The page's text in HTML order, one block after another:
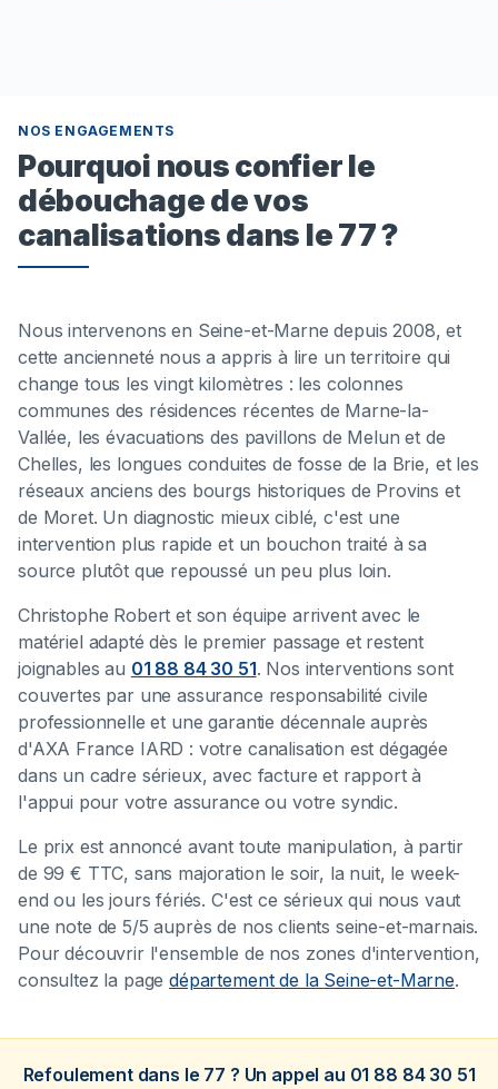
NOS ENGAGEMENTS
Pourquoi nous confier le
débouchage de vos
canalisations dans le 77 ?
Nous intervenons en Seine-et-Marne depuis 2008, et
cette ancienneté nous a appris à lire un territoire qui
change tous les vingt kilomètres : les colonnes
communes des résidences récentes de Marne-la-
Vallée, les évacuations des pavillons de Melun et de
Chelles, les longues conduites de fosse de la Brie, et les
réseaux anciens des bourgs historiques de Provins et
de Moret. Un diagnostic mieux ciblé, c'est une
intervention plus rapide et un bouchon traité à sa
source plutôt que repoussé un peu plus loin.
Christophe Robert et son équipe arrivent avec le
matériel adapté dès le premier passage et restent
joignables au 01 88 84 30 51. Nos interventions sont
couvertes par une assurance responsabilité civile
professionnelle et une garantie décennale auprès
d'AXA France IARD : votre canalisation est dégagée
dans un cadre sérieux, avec facture et rapport à
l'appui pour votre assurance ou votre syndic.
Le prix est annoncé avant toute manipulation, à partir
de 99 € TTC, sans majoration le soir, la nuit, le week-
end ou les jours fériés. C'est ce sérieux qui nous vaut
une note de 5/5 auprès de nos clients seine-et-marnais.
Pour découvrir l'ensemble de nos zones d'intervention,
consultez la pagedépartement de la Seine-et-Marne.
Refoulement dans le 77 ? Un appel au 01 88 84 30 51